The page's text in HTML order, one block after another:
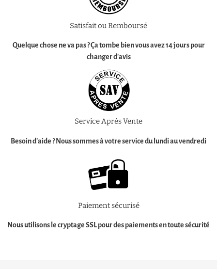
Satisfait ou Remboursé
Quelque chose ne va pas ? Ça tombe bien vous avez14 jours pour
changer d'avis
Service Après Vente
Besoin d'aide ?Nous sommes à votre servicedu lundi au vendredi
Paiement sécurisé
Nous utilisons le cryptage SSL pour despaiements en toute sécurité